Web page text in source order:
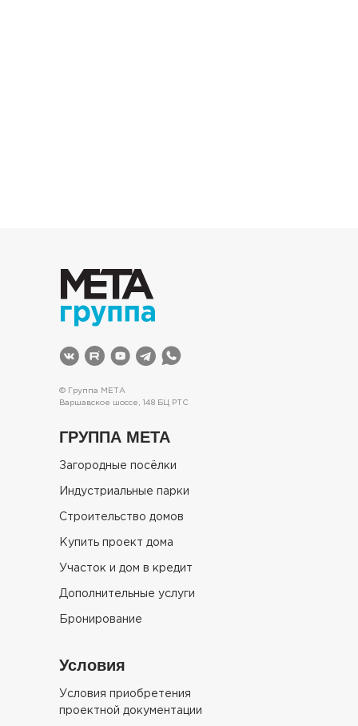
© Группа МЕТА
Варшавское шоссе, 148 БЦ РТС
ГРУППА МЕТА
Загородные посёлки
Индустриальные парки
Строительство домов
Купить проект дома
Участок и дом в кредит
Дополнительные услуги
Бронирование
Условия
Условия приобретения
проектной документации